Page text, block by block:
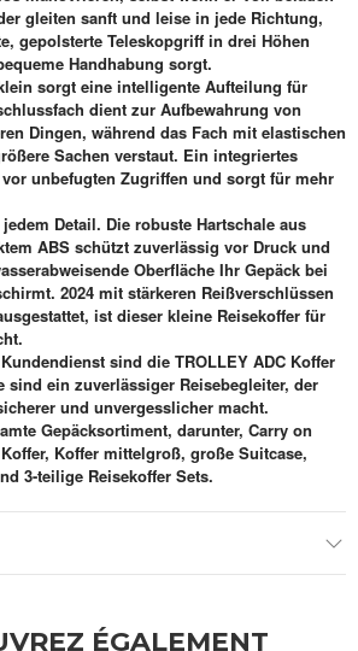
gleiten sanft und leise in jede Richtung,
gepolsterte Teleskopgriff in drei Höhen
Handhabung sorgt.
sorgt eine intelligente Aufteilung für
dient zur Aufbewahrung von
Dingen, während das Fach mit elastischen
Sachen verstaut. Ein integriertes
unbefugten Zugriffen und sorgt für mehr
Detail. Die robuste Hartschale aus
ABS schützt zuverlässig vor Druck und
Oberfläche Ihr Gepäck bei
2024 mit stärkeren Reißverschlüssen
ist dieser kleine Reisekoffer für
sind die TROLLEY ADC Koffer
sind ein zuverlässiger Reisebegleiter, der
und unvergesslicher macht.
Gepäcksortiment, darunter, Carry on
Koffer mittelgroß, große Suitcase,
3-teilige Reisekoffer Sets.
ÉGALEMENT